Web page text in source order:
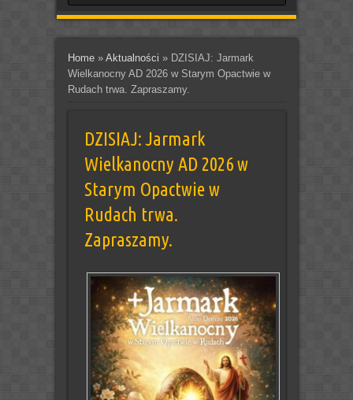
Home» Aktualności » DZISIAJ: Jarmark
Wielkanocny AD 2026 w Starym Opactwie w
Rudach trwa. Zapraszamy.
DZISIAJ: Jarmark
Wielkanocny AD 2026 w
Starym Opactwie w
Rudach trwa.
Zapraszamy.